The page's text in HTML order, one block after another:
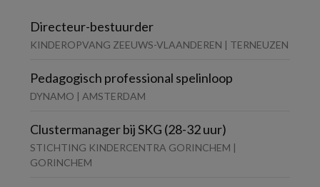
Directeur-bestuurder
KINDEROPVANG ZEEUWS-VLAANDEREN | TERNEUZEN
Pedagogisch professional spelinloop
DYNAMO | AMSTERDAM
Clustermanager bij SKG (28-32 uur)
STICHTING KINDERCENTRA GORINCHEM |
GORINCHEM